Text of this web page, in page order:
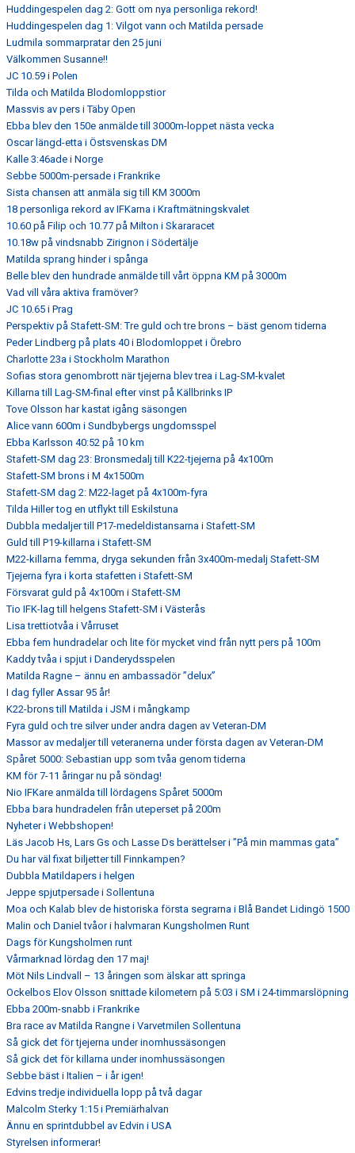
Huddingespelen dag 2: Gott om nya personliga rekord!
Huddingespelen dag 1: Vilgot vann och Matilda persade
Ludmila sommarpratar den 25 juni
Välkommen Susanne!!
JC 10.59 i Polen
Tilda och Matilda Blodomloppstior
Massvis av pers i Täby Open
Ebba blev den 150e anmälde till 3000m-loppet nästa vecka
Oscar längd-etta i Östsvenskas DM
Kalle 3:46ade i Norge
Sebbe 5000m-persade i Frankrike
Sista chansen att anmäla sig till KM 3000m
18 personliga rekord av IFKarna i Kraftmätningskvalet
10.60 på Filip och 10.77 på Milton i Skararacet
10.18w på vindsnabb Zirignon i Södertälje
Matilda sprang hinder i spånga
Belle blev den hundrade anmälde till vårt öppna KM på 3000m
Vad vill våra aktiva framöver?
JC 10.65 i Prag
Perspektiv på Stafett-SM: Tre guld och tre brons – bäst genom tiderna
Peder Lindberg på plats 40 i Blodomloppet i Örebro
Charlotte 23a i Stockholm Marathon
Sofias stora genombrott när tjejerna blev trea i Lag-SM-kvalet
Killarna till Lag-SM-final efter vinst på Källbrinks IP
Tove Olsson har kastat igång säsongen
Alice vann 600m i Sundbybergs ungdomsspel
Ebba Karlsson 40:52 på 10 km
Stafett-SM dag 23: Bronsmedalj till K22-tjejerna på 4x100m
Stafett-SM brons i M 4x1500m
Stafett-SM dag 2: M22-laget på 4x100m-fyra
Tilda Hiller tog en utflykt till Eskilstuna
Dubbla medaljer till P17-medeldistansarna i Stafett-SM
Guld till P19-killarna i Stafett-SM
M22-killarna femma, dryga sekunden från 3x400m-medalj Stafett-SM
Tjejerna fyra i korta stafetten i Stafett-SM
Försvarat guld på 4x100m i Stafett-SM
Tio IFK-lag till helgens Stafett-SM i Västerås
Lisa trettiotvåa i Vårruset
Ebba fem hundradelar och lite för mycket vind från nytt pers på 100m
Kaddy tvåa i spjut i Danderydsspelen
Matilda Ragne – ännu en ambassadör ”delux”
I dag fyller Assar 95 år!
K22-brons till Matilda i JSM i mångkamp
Fyra guld och tre silver under andra dagen av Veteran-DM
Massor av medaljer till veteranerna under första dagen av Veteran-DM
Spåret 5000: Sebastian upp som tvåa genom tiderna
KM för 7-11 åringar nu på söndag!
Nio IFKare anmälda till lördagens Spåret 5000m
Ebba bara hundradelen från uteperset på 200m
Nyheter i Webbshopen!
Läs Jacob Hs, Lars Gs och Lasse Ds berättelser i ”På min mammas gata”
Du har väl fixat biljetter till Finnkampen?
Dubbla Matildapers i helgen
Jeppe spjutpersade i Sollentuna
Moa och Kalab blev de historiska första segrarna i Blå Bandet Lidingö 1500
Malin och Daniel tvåor i halvmaran Kungsholmen Runt
Dags för Kungsholmen runt
Vårmarknad lördag den 17 maj!
Möt Nils Lindvall – 13 åringen som älskar att springa
Ockelbos Elov Olsson snittade kilometern på 5:03 i SM i 24-timmarslöpning
Ebba 200m-snabb i Frankrike
Bra race av Matilda Rangne i Varvetmilen Sollentuna
Så gick det för tjejerna under inomhussäsongen
Så gick det för killarna under inomhussäsongen
Sebbe bäst i Italien – i år igen!
Edvins tredje individuella lopp på två dagar
Malcolm Sterky 1:15 i Premiärhalvan
Ännu en sprintdubbel av Edvin i USA
Styrelsen informerar!